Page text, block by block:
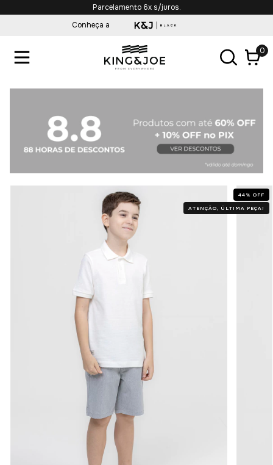
Parcelamento 6x s/juros.
Conheça a
0
44 % OFF
ATENÇÃO, ÚLTIMA PEÇA!